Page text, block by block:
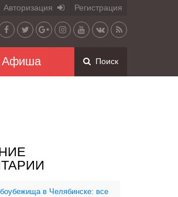
Авторизация Регистрация
Афиша Поиск
в Челябинске: все